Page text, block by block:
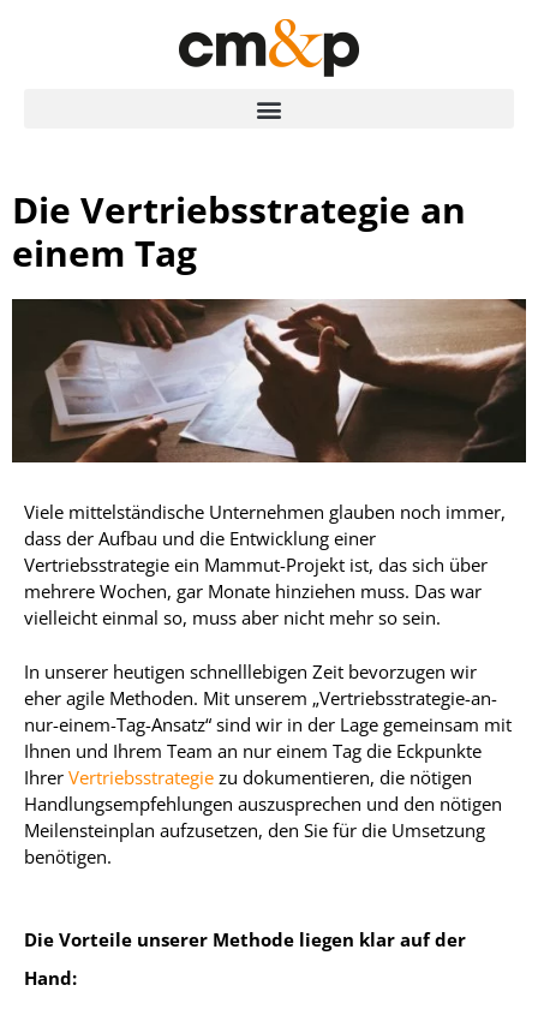
Die Vertriebsstrategie an
einem Tag
Viele mittelständische Unternehmen glauben noch immer,
dass der Aufbau und die Entwicklung einer
Vertriebsstrategie ein Mammut-Projekt ist, das sich über
mehrere Wochen, gar Monate hinziehen muss. Das war
vielleicht einmal so, muss aber nicht mehr so sein.
In unserer heutigen schnelllebigen Zeit bevorzugen wir
eher agile Methoden. Mit unserem „Vertriebsstrategie-an-
nur-einem-Tag-Ansatz“ sind wir in der Lage gemeinsam mit
Ihnen und Ihrem Team an nur einem Tag die Eckpunkte
Ihrer Vertriebsstrategie zu dokumentieren, die nötigen
Handlungsempfehlungen auszusprechen und den nötigen
Meilensteinplan aufzusetzen, den Sie für die Umsetzung
benötigen.
Die Vorteile unserer Methode liegen klar auf der
Hand: